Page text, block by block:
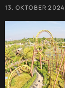
13. OKTOBER 2024